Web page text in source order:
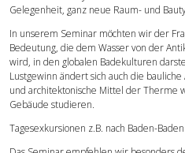
Gelegenheit, ganz neue Raum- und
In unserem Seminar möchten wir der
Bedeutung, die dem Wasser von der
wird, in den globalen Bade­kulturen
Lustgewinn ändert sich auch die
und architektonische Mittel der Therme
Gebäude studieren.
Tagesexkursionen z.B. nach Baden-